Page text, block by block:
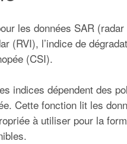
les données SAR
(RVI), l’indice de
(CSI).
indices dépendent des
Cette fonction lit les
à utiliser pour la